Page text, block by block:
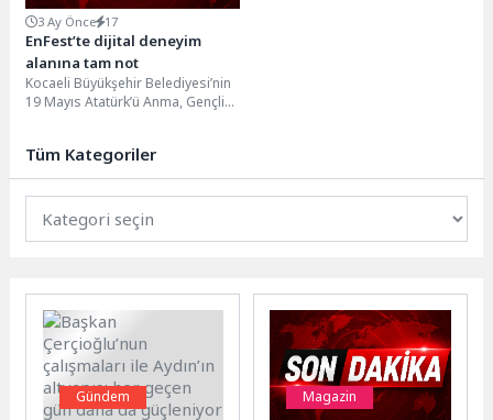
3 Ay Önce 17
EnFest’te dijital deneyim
alanına tam not
Kocaeli Büyükşehir Belediyesi’nin
19 Mayıs Atatürk’ü Anma, Gençlik
Tüm Kategoriler
Gündem Magazin